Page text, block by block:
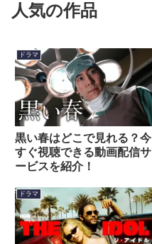
人気の作品
ドラマ
黒い春はどこで見れる？今
すぐ視聴できる動画配信サ
ービスを紹介！
ドラマ